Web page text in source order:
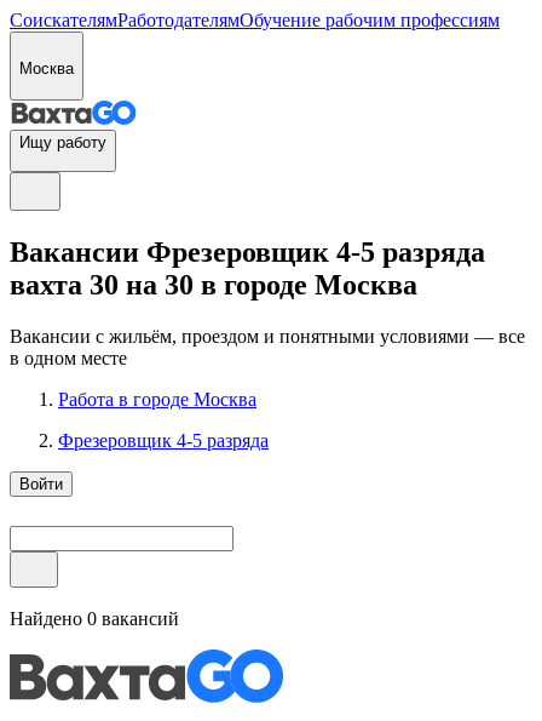
СоискателямРаботодателямОбучение рабочим профессиям
Москва
Ищу работу
Вакансии Фрезеровщик 4-5 разряда
вахта 30 на 30 в городе Москва
Вакансии с жильём, проездом и понятными условиями — все
в одном месте
Работа в городе Москва
Фрезеровщик 4-5 разряда
Войти
Найдено 0 вакансий